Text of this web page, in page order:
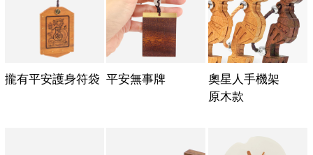
攏有平安護身符袋 平安無事牌
奧星人手機架
原木款